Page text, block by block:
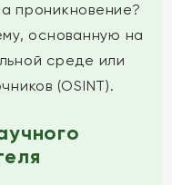
проникновение?
основанную на
среде или
(OSINT).